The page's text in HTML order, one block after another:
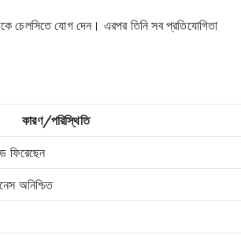
চেলসিতে যোগ দেন। এরপর তিনি সব প্রতিযোগিতা
কারণ/পরিস্থিতি
ফিরেছেন
অনিশ্চিত